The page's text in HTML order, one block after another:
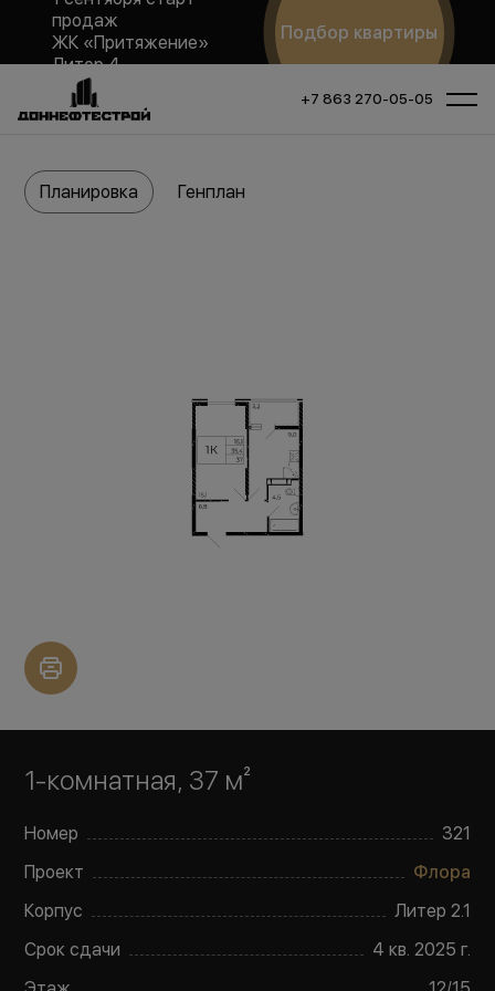
продаж
ЖК «Притяжение»
Литер 4
Подбор квартиры
+7 863 270-05-05
1-комнатная, 37 м²
Номер
321
Проект
Флора
Корпус
Литер 2.1
Срок сдачи
4 кв. 2025 г.
Планировка Генплан